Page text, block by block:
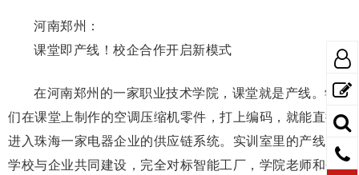
河南郑州：
课堂即产线！ 校企合作开启新模式
在河南郑州的一家职业技术学院，课堂就是产线。学生
们在课堂上制作的空调压缩机零件，打上编码，就能直接
进入珠海一家电器企业的供应链系统。实训室里的产线由
学校与企业共同建设， 完全对标智能工厂， 学院老师和企